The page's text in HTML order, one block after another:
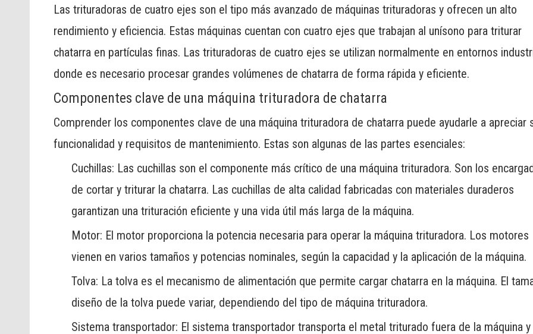
Las trituradoras de cuatro ejes son el tipo más avanzado de máquinas trituradoras y ofrecen un alto
rendimiento y eficiencia. Estas máquinas cuentan con cuatro ejes que trabajan al unísono para triturar
chatarra en partículas finas. Las trituradoras de cuatro ejes se utilizan normalmente en entornos
donde es necesario procesar grandes volúmenes de chatarra de forma rápida y eficiente.
Componentes clave de una máquina trituradora de chatarra
Comprender los componentes clave de una máquina trituradora de chatarra puede ayudarle a apreciar
funcionalidad y requisitos de mantenimiento. Estas son algunas de las partes esenciales:
Cuchillas: Las cuchillas son el componente más crítico de una máquina trituradora. Son los
de cortar y triturar la chatarra. Las cuchillas de alta calidad fabricadas con materiales duraderos
garantizan una trituración eficiente y una vida útil más larga de la máquina.
Motor: El motor proporciona la potencia necesaria para operar la máquina trituradora. Los motores
vienen en varios tamaños y potencias nominales, según la capacidad y la aplicación de la máquina.
Tolva: La tolva es el mecanismo de alimentación que permite cargar chatarra en la máquina. El
diseño de la tolva puede variar, dependiendo del tipo de máquina trituradora.
Sistema transportador: El sistema transportador transporta el metal triturado fuera de la máquina y